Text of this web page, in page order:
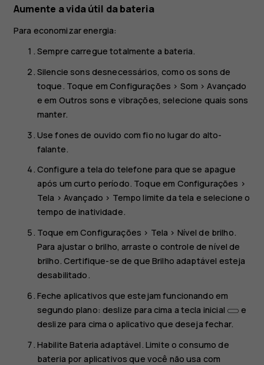
Aumente a vida útil da bateria
Para economizar energia:
Sempre carregue totalmente a bateria.
Silencie sons desnecessários, como os sons de
toque. Toque emConfigurações > Som >Avançado
e em Outros sons e vibrações, selecione quais sons
manter.
Use fones de ouvido com fio no lugar do alto-
falante.
Configure a tela do telefone para que se apague
após um curto período. Toque em Configurações >
Tela > Avançado > Tempo limite da tela e selecione o
tempo de inatividade.
Toque emConfigurações > Tela > Nível de brilho.
Para ajustar o brilho, arraste o controle de nível de
brilho. Certifique-se de queBrilho adaptável esteja
desabilitado.
Feche aplicativos que estejam funcionando em
segundo plano: deslize para cima a tecla inicial
e
deslize para cima o aplicativo que deseja fechar.
HabiliteBateria adaptável . Limite o consumo de
bateria por aplicativos que você não usa com